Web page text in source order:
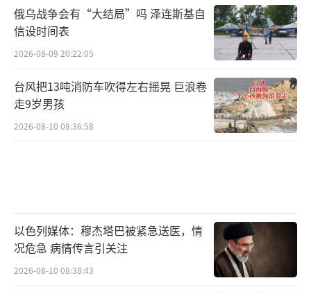
俄乌战争会有“大结局”吗 泽连斯基自
信设时间表
2026-08-09 20:22:05
台风把13吨消防车吹得左右摇晃 巨浪卷
走9岁男孩
2026-08-10 08:36:58
以色列媒体：穆杰塔巴被紧急送医，情
况危急 病情传言引关注
2026-08-10 08:38:43